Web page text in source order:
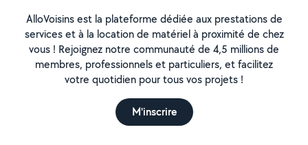
AlloVoisins est la plateforme dédiée aux prestations de
services et à la location de matériel à proximité de chez
vous ! Rejoignez notre communauté de 4,5 millions de
membres, professionnels et particuliers, et facilitez
votre quotidien pour tous vos projets !
M'inscrire